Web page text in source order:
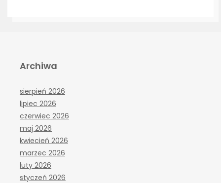
Archiwa
sierpień 2026
lipiec 2026
czerwiec 2026
maj 2026
kwiecień 2026
marzec 2026
luty 2026
styczeń 2026